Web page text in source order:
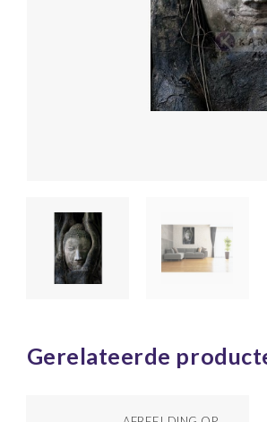
Gerelateerde